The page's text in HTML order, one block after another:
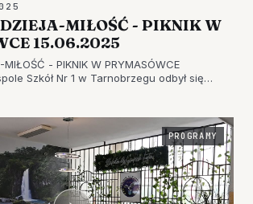
MIŁOŚĆ - PIKNIK W
15.06.2025
- PIKNIK W PRYMASÓWCE
Szkół Nr 1 w Tarnobrzegu odbył się
PROGRAMY